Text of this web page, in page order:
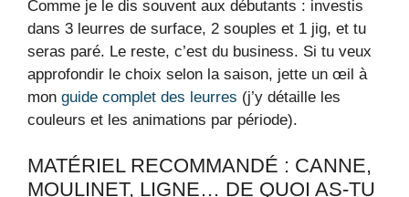
Comme je le dis souvent aux débutants : investis
dans 3 leurres de surface, 2 souples et 1 jig, et tu
seras paré. Le reste, c’est du business. Si tu veux
approfondir le choix selon la saison, jette un œil à
mon guide complet des leurres (j’y détaille les
couleurs et les animations par période).
MATÉRIEL RECOMMANDÉ : CANNE,
MOULINET, LIGNE… DE QUOI AS-TU